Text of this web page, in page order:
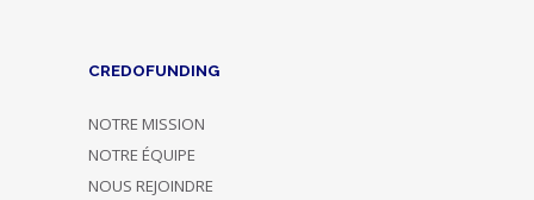
CREDOFUNDING
NOTRE MISSION
NOTRE ÉQUIPE
NOUS REJOINDRE